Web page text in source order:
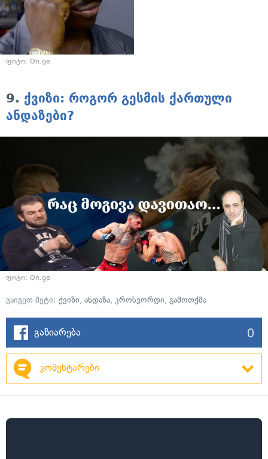
ფოტო: On.ge
9. ქვიზი: როგორ გესმის ქართული
ანდაზები?
ფოტო: On.ge
გაიგეთ მეტი: ქვიზი, ანდაზა, კროსვორდი, გამოთქმა
გაზიარება 0
კომენტარები